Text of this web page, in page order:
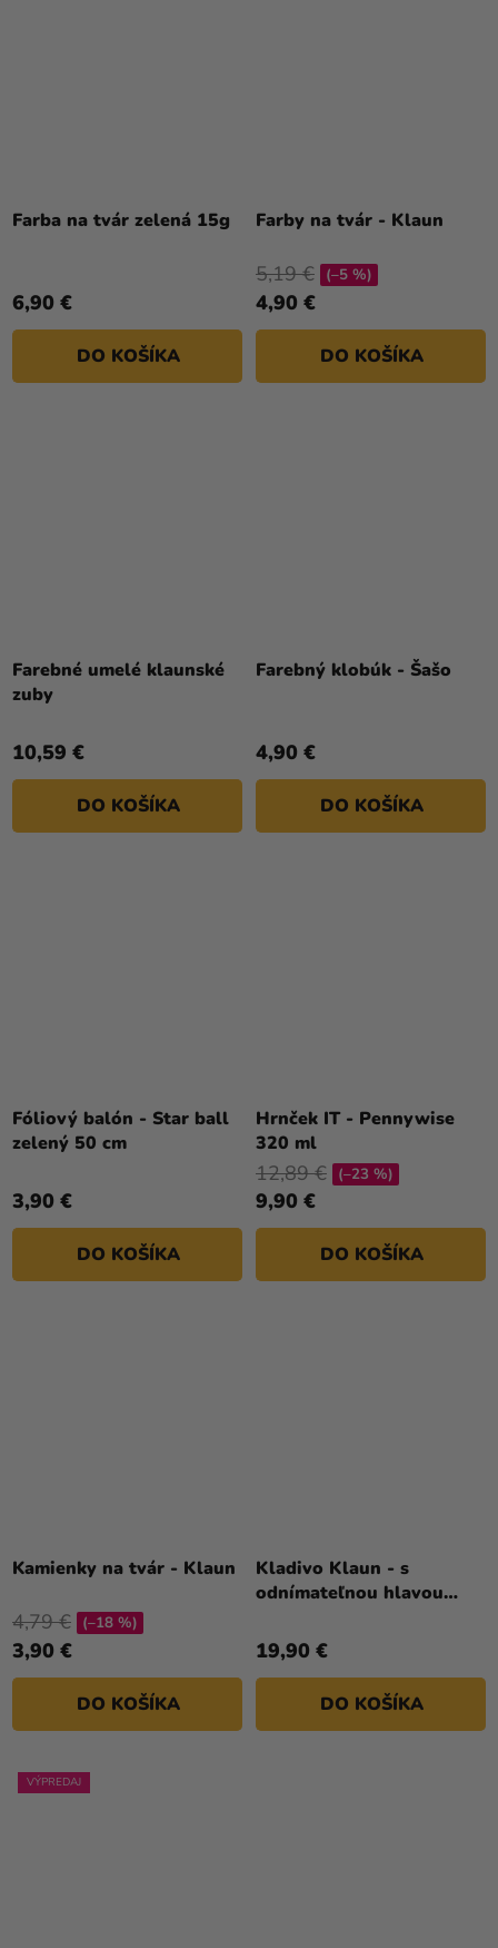
Farba na tvár zelená 15g
6,90 €
DO KOŠÍKA
Farby na tvár - Klaun
hodnotenie
je
5,0
5
hviezdičiek.
4,90 €
5,19 € (–5 %)
DO KOŠÍKA
Farebné umelé klaunské
zuby
10,59 €
DO KOŠÍKA
Farebný klobúk - Šašo
4,90 €
DO KOŠÍKA
Fóliový balón - Star ball
zelený 50 cm
3,90 €
DO KOŠÍKA
Hrnček IT - Pennywise
320 ml
9,90 €
12,89 € (–23 %)
DO KOŠÍKA
Kamienky na tvár - Klaun
3,90 €
4,79 € (–18 %)
DO KOŠÍKA
Kladivo Klaun - s
odnímateľnou hlavou
19,90 €
DO KOŠÍKA
VÝPREDAJ